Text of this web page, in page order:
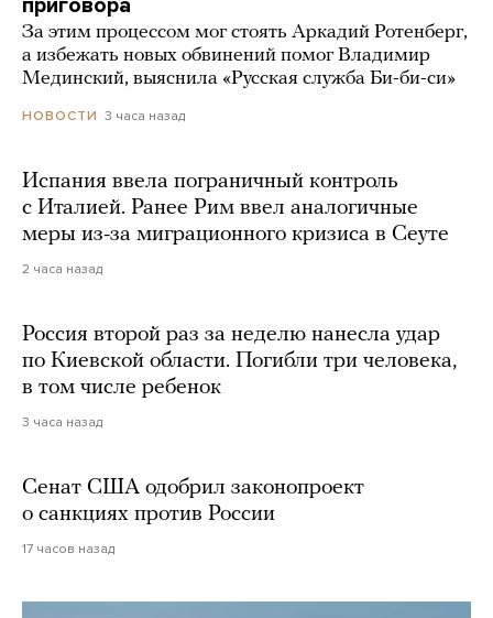
приговора
За этим процессом мог стоять Аркадий Ротенберг,
а избежать новых обвинений помог Владимир
Мединский, выяснила «Русская служба Би-би-си»
НОВОСТИ 3 часа назад
Испания ввела пограничный контроль
с Италией. Ранее Рим ввел аналогичные
меры из-за миграционного кризиса в Сеуте
2 часа назад
Россия второй раз за неделю нанесла удар
по Киевской области. Погибли три человека,
в том числе ребенок
3 часа назад
Сенат США одобрил законопроект
о санкциях против России
17 часов назад